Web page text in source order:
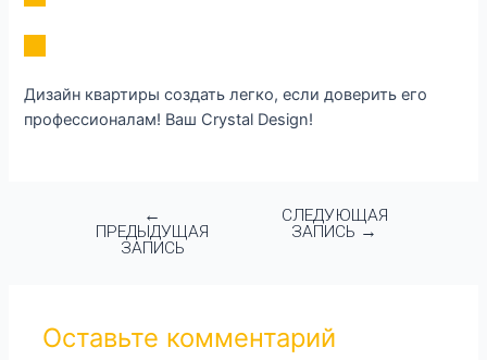
Дизайн квартиры создать легко, если доверить его
профессионалам! Ваш Crystal Design!
←
ПРЕДЫДУЩАЯ
ЗАПИСЬ
СЛЕДУЮЩАЯ
ЗАПИСЬ →
Оставьте комментарий